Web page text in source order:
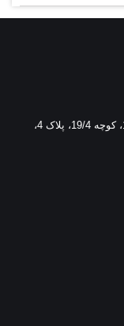
مشهد، بلوار وکیل آباد، خیابان دادگر، دادگر19، کوچه 19/4، پلاک 4،